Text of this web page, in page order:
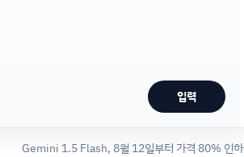
Gemini 1.5 Flash, 8월 12일부터 가격 80% 인하